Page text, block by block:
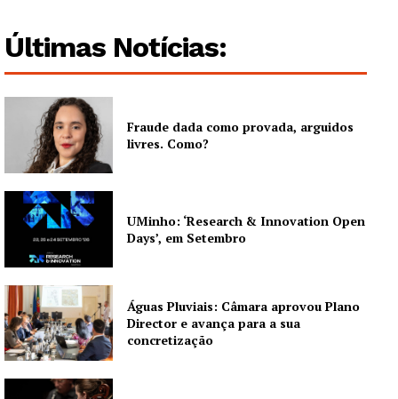
SUBSCREVA JÁ!
Institucional
Artigos
Edição Digital
Últimas Notícias:
Fraude dada como provada, arguidos
livres. Como?
UMinho: ‘Research & Innovation Open
Days’, em Setembro
Águas Pluviais: Câmara aprovou Plano
Director e avança para a sua
concretização